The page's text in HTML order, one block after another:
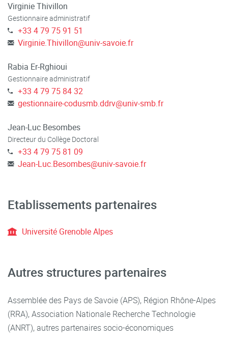
Virginie Thivillon
Gestionnaire administratif
+33 4 79 75 91 51
Virginie.Thivillon@univ-savoie.fr
Rabia Er-Rghioui
Gestionnaire administratif
+33 4 79 75 84 32
gestionnaire-codusmb.ddrv@univ-smb.fr
Jean-Luc Besombes
Directeur du Collège Doctoral
+33 4 79 75 81 09
Jean-Luc.Besombes@univ-savoie.fr
Etablissements partenaires
Université Grenoble Alpes
Autres structures partenaires
Assemblée des Pays de Savoie (APS), Région Rhône-Alpes
(RRA), Association Nationale Recherche Technologie
(ANRT), autres partenaires socio-économiques